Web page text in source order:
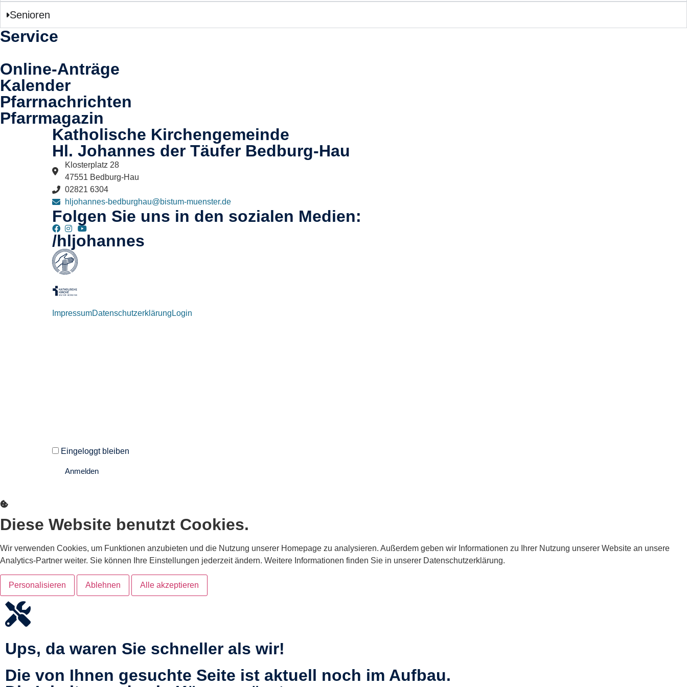
Senioren
Service
Online-Anträge
Kalender
Pfarrnachrichten
Pfarrmagazin
Katholische Kirchengemeinde
Hl. Johannes der Täufer Bedburg-Hau​
Klosterplatz 28
47551 Bedburg-Hau
02821 6304
hljohannes-bedburghau@bistum-muenster.de
Folgen Sie uns in den sozialen Medien:
/hljohannes
ImpressumDatenschutzerklärung Login
Eingeloggt bleiben
Anmelden
Diese Website benutzt Cookies.
Wir verwenden Cookies, um Funktionen anzubieten und die Nutzung unserer Homepage zu analysieren. Außerdem geben wir Informationen zu Ihrer Nutzung unserer Website an unsere
Analytics-Partner weiter. Sie können Ihre Einstellungen jederzeit ändern. Weitere Informationen finden Sie in unserer Datenschutzerklärung.
Personalisieren Ablehnen Alle akzeptieren
Ups, da waren Sie schneller als wir!
Die von Ihnen gesuchte Seite ist aktuell noch im Aufbau.